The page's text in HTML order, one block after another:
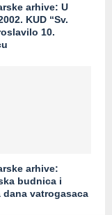
arhive: U
KUD “Sv.
10.
arhive:
budnica i
dana vatrogasaca